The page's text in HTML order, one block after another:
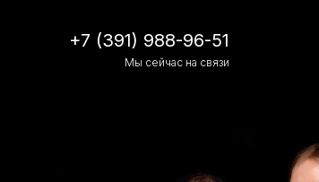
+7 (391) 988-96-51
Мы сейчас на связи